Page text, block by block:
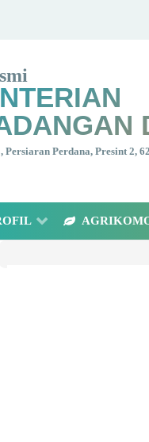
Persiaran Perdana, Presint 2,